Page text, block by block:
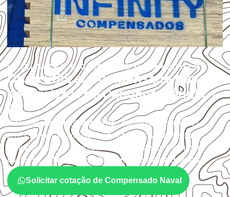
UTILIZAÇÃO E CUIDADOS DO PRODUTO
Onde utilizar Compensado Naval
em projetos de Candangolândia –
DF?
OCompensado Navalatende diferentes aplicações
profissionais, desde que suas características sejam
compatíveis com o projeto. A Infinity orienta a compra
conformeaplicação, medida, quantidade e destino.
Solicitar cotação de Compensado Naval